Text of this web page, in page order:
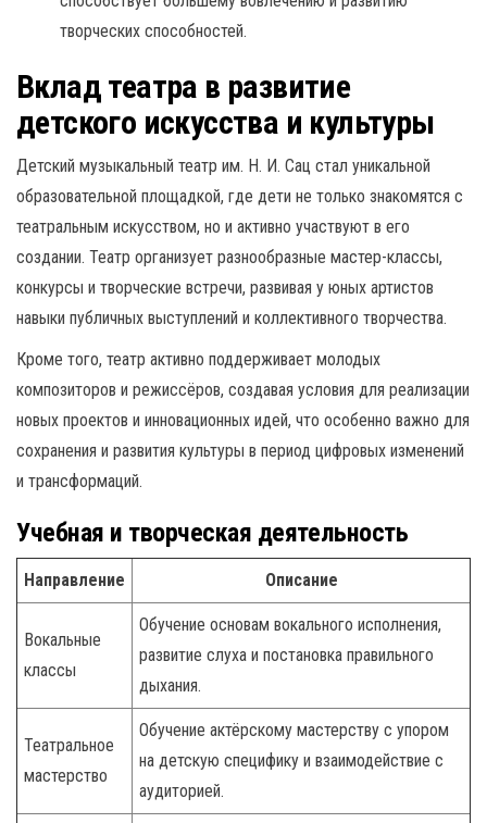
творческих способностей.
Вклад театра в развитие
детского искусства и культуры
Детский музыкальный театр им. Н. И. Сац стал уникальной
образовательной площадкой, где дети не только знакомятся с
театральным искусством, но и активно участвуют в его
создании. Театр организует разнообразные мастер-классы,
конкурсы и творческие встречи, развивая у юных артистов
навыки публичных выступлений и коллективного творчества.
Кроме того, театр активно поддерживает молодых
композиторов и режиссёров, создавая условия для реализации
новых проектов и инновационных идей, что особенно важно для
сохранения и развития культуры в период цифровых изменений
и трансформаций.
Учебная и творческая деятельность
Направление Описание
Вокальные
классы
Обучение основам вокального исполнения,
развитие слуха и постановка правильного
дыхания.
Театральное
мастерство
Обучение актёрскому мастерству с упором
на детскую специфику и взаимодействие с
аудиторией.